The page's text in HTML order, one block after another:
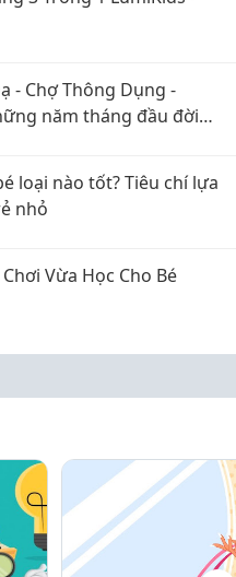
- Chợ Thông Dụng -
năm tháng đầu đời
loại nào tốt? Tiêu chí lựa
nhỏ
Vừa Học Cho Bé